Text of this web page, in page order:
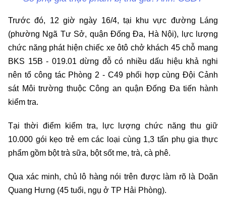
Trước đó, 12 giờ ngày 16/4, tại khu vực đường Láng
(phường Ngã Tư Sở, quận Đống Đa, Hà Nội), lực lượng
chức năng phát hiện chiếc xe ôtô chở khách 45 chỗ mang
BKS 15B - 019.01 dừng đỗ có nhiều dấu hiệu khả nghi
nên tổ công tác Phòng 2 - C49 phối hợp cùng Đội Cảnh
sát Môi trường thuộc Công an quận Đống Đa tiến hành
kiểm tra.
Tại thời điểm kiểm tra, lực lượng chức năng thu giữ
10.000 gói kẹo trẻ em các loại cùng 1,3 tấn phụ gia thực
phẩm gồm bột trà sữa, bột sốt me, trà, cà phê.
Qua xác minh, chủ lô hàng nói trên được làm rõ là Doãn
Quang Hưng (45 tuổi, ngụ ở TP Hải Phòng).